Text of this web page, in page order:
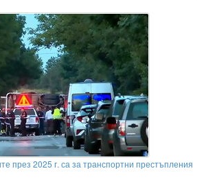
през 2025 г. са за транспортни престъпления